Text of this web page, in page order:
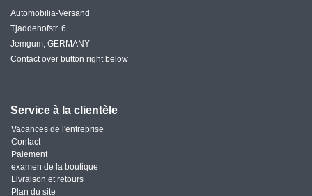
Automobilia-Versand
Tjaddehofstr. 6
Jemgum, GERMANY
Contact over button right below
Service à la clientèle
Vacances de l'entreprise
Contact
Paiement
examen de la boutique
Livraison et retours
Plan du site